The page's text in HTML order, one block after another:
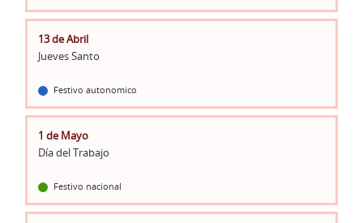
13 de Abril
Jueves Santo
Festivo autonomico
1 de Mayo
Día del Trabajo
Festivo nacional